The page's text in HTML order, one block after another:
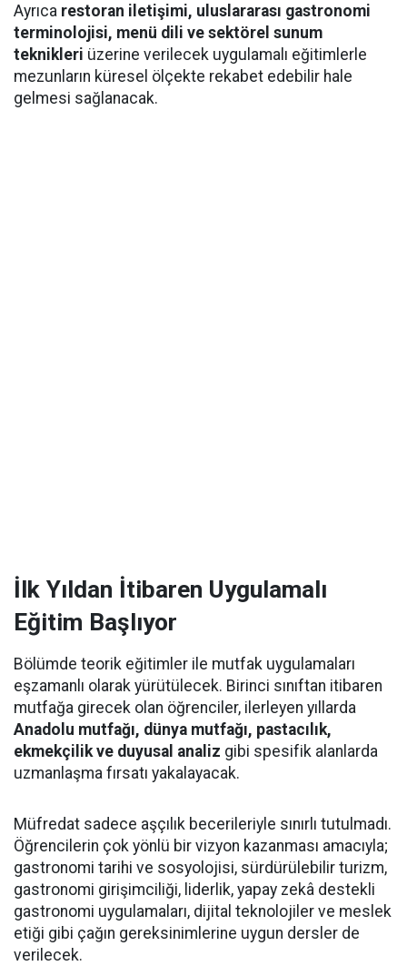
Ayrıca restoran iletişimi, uluslararası gastronomi
terminolojisi, menü dili ve sektörel sunum
teknikleri üzerine verilecek uygulamalı eğitimlerle
mezunların küresel ölçekte rekabet edebilir hale
gelmesi sağlanacak.
İlk Yıldan İtibaren Uygulamalı
Eğitim Başlıyor
Bölümde teorik eğitimler ile mutfak uygulamaları
eşzamanlı olarak yürütülecek. Birinci sınıftan itibaren
mutfağa girecek olan öğrenciler, ilerleyen yıllarda
Anadolu mutfağı, dünya mutfağı, pastacılık,
ekmekçilik ve duyusal analiz gibi spesifik alanlarda
uzmanlaşma fırsatı yakalayacak.
Müfredat sadece aşçılık becerileriyle sınırlı tutulmadı.
Öğrencilerin çok yönlü bir vizyon kazanması amacıyla;
gastronomi tarihi ve sosyolojisi, sürdürülebilir turizm,
gastronomi girişimciliği, liderlik, yapay zekâ destekli
gastronomi uygulamaları, dijital teknolojiler ve meslek
etiği gibi çağın gereksinimlerine uygun dersler de
verilecek.